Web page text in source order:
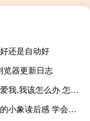
还是自动好
览器更新日志
女友不够爱我,我该怎么办 怎么爱你都不够
学会自觉的小象读后感 学会自觉的小象读后感